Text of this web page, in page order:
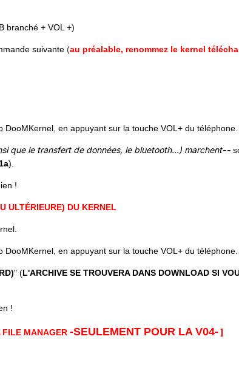
branché + VOL +)
suivante (au préalable, renommez le kernel
en appuyant sur la touche VOL+ du téléphone.
que le transfert de données, le bluetooth...) marchent--
).
!
ULTÉRIEURE) DU KERNEL
en appuyant sur la touche VOL+ du téléphone.
" (L'ARCHIVE SE TROUVERA DANS DOWNLOAD SI
!
FILE MANAGER -SEULEMENT POUR LA V04-]